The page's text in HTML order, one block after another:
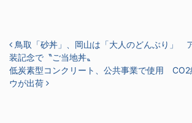
投稿ナビゲーション
鳥取「砂丼」、岡山は「大人のどんぶり」
装記念で〝ご当地丼〟
低炭素型コンクリート、公共事業で使用 CO2
ウが出荷